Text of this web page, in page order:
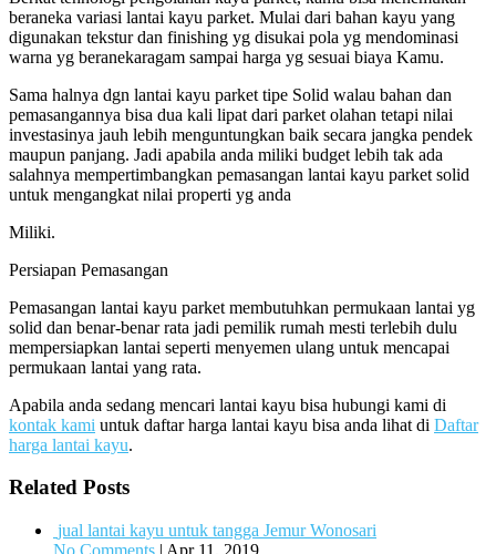
beraneka variasi lantai kayu parket. Mulai dari bahan kayu yang
digunakan tekstur dan finishing yg disukai pola yg mendominasi
warna yg beranekaragam sampai harga yg sesuai biaya Kamu.
Sama halnya dgn lantai kayu parket tipe Solid walau bahan dan
pemasangannya bisa dua kali lipat dari parket olahan tetapi nilai
investasinya jauh lebih menguntungkan baik secara jangka pendek
maupun panjang. Jadi apabila anda miliki budget lebih tak ada
salahnya mempertimbangkan pemasangan lantai kayu parket solid
untuk mengangkat nilai properti yg anda
Miliki.
Persiapan Pemasangan
Pemasangan lantai kayu parket membutuhkan permukaan lantai yg
solid dan benar-benar rata jadi pemilik rumah mesti terlebih dulu
mempersiapkan lantai seperti menyemen ulang untuk mencapai
permukaan lantai yang rata.
Apabila anda sedang mencari lantai kayu bisa hubungi kami di
kontak kami untuk daftar harga lantai kayu bisa anda lihat di Daftar
harga lantai kayu.
Related Posts
jual lantai kayu untuk tangga Jemur Wonosari
No Comments | Apr 11, 2019